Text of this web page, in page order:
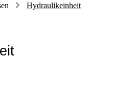
Hydraulikeinheit